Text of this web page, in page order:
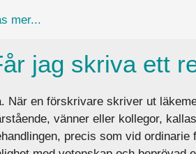
mer...
jag skriva ett
När en förskrivare skriver ut
vänner eller kollegor,
precis som vid